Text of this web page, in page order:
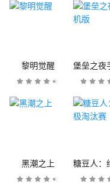
黎明觉醒
黑潮之上